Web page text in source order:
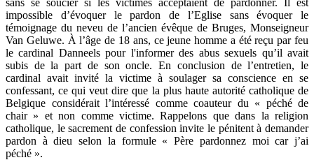
sans se soucier si les victimes acceptaient de pardonner. Il est
impossible d’évoquer le pardon de l’Eglise sans évoquer le
témoignage du neveu de l’ancien évêque de Bruges, Monseigneur
Van Geluwe. À l’âge de 18 ans, ce jeune homme a été reçu par feu
le cardinal Danneels pour l'informer des abus sexuels qu’il avait
subis de la part de son oncle. En conclusion de l’entretien, le
cardinal avait invité la victime à soulager sa conscience en se
confessant, ce qui veut dire que la plus haute autorité catholique de
Belgique considérait l’intéressé comme coauteur du « péché de
chair » et non comme victime. Rappelons que dans la religion
catholique, le sacrement de confession invite le pénitent à demander
pardon à dieu selon la formule « Père pardonnez moi car j’ai
péché ».